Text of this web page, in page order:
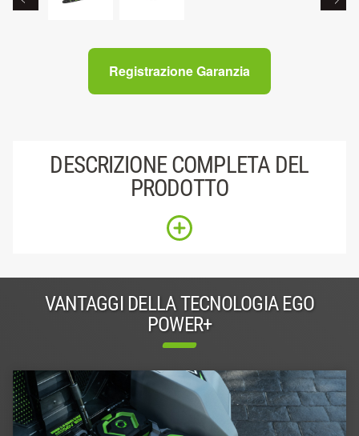
Registrazione Garanzia
DESCRIZIONE COMPLETA DEL
PRODOTTO
VANTAGGI DELLA TECNOLOGIA EGO
POWER+